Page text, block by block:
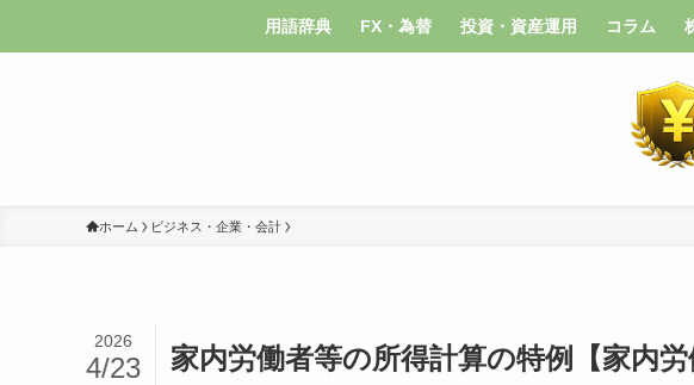
用語辞典 FX・為替 投資・資産運用 コラム
ホーム ビジネス・企業・会計
家内労働者等の所得計算の特例【家内労
2026
4/23